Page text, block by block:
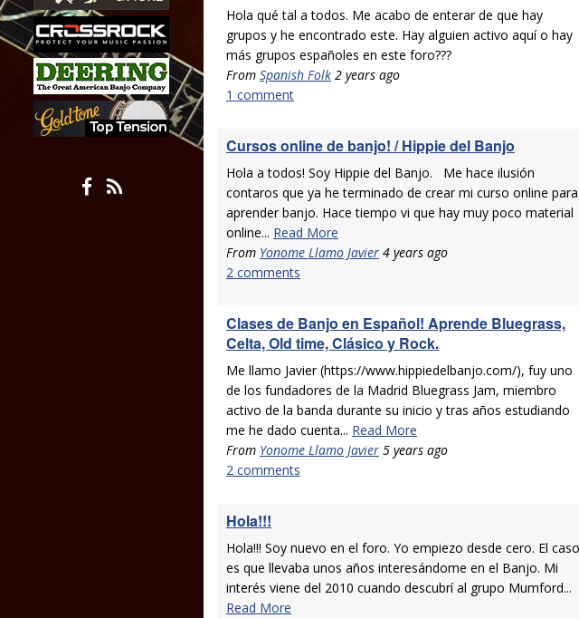
Hola qué tal a todos. Me acabo de enterar de que hay
grupos y he encontrado este. Hay alguien activo aquí o hay
más grupos españoles en este foro???
From Spanish Folk 2 years ago
1 comment
Cursos online de banjo! / Hippie del Banjo
Hola a todos! Soy Hippie del Banjo. Me hace ilusión
contaros que ya he terminado de crear mi curso online para
aprender banjo. Hace tiempo vi que hay muy poco material
online... Read More
From Yonome Llamo Javier 4 years ago
2 comments
Clases de Banjo en Español! Aprende Bluegrass,
Celta, Old time, Clásico y Rock.
Me llamo Javier (https://www.hippiedelbanjo.com/), fuy uno
de los fundadores de la Madrid Bluegrass Jam, miembro
activo de la banda durante su inicio y tras años estudiando
me he dado cuenta... Read More
From Yonome Llamo Javier 5 years ago
2 comments
Hola!!!
Hola!!! Soy nuevo en el foro. Yo empiezo desde cero. El caso
es que llevaba unos años interesándome en el Banjo. Mi
interés viene del 2010 cuando descubrí al grupo Mumford...
Read More